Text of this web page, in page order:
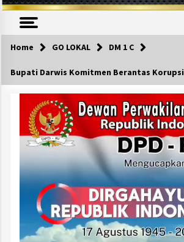
Home GO LOKAL DM 1 C
Bupati Darwis Komitmen Berantas Korupsi